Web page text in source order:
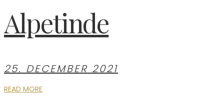
Alpetinde
25. DECEMBER 2021
READ MORE